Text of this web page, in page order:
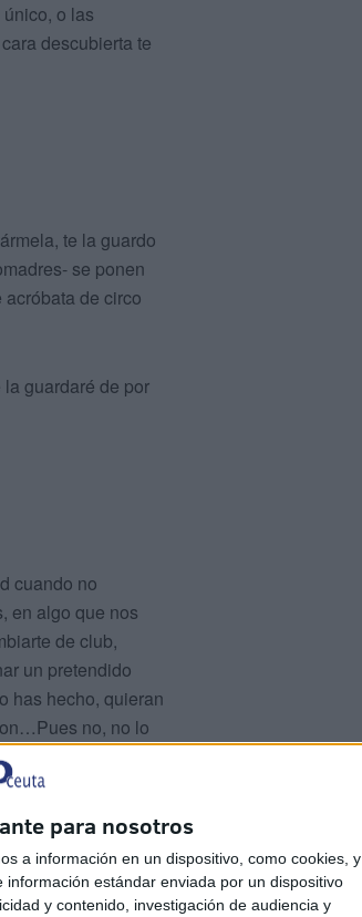
para nosotros
a información en un dispositivo, como cookies, y
estándar enviada por un dispositivo
y contenido, investigación de audiencia y
o las
descubierta te
te la guardo
se ponen
de circo
guardaré de por
cuando no
en algo que nos
de club,
un pretendido
has hecho, quieran
no, no lo
que valga
de lo muy
hundidos.
sí lo hacen y